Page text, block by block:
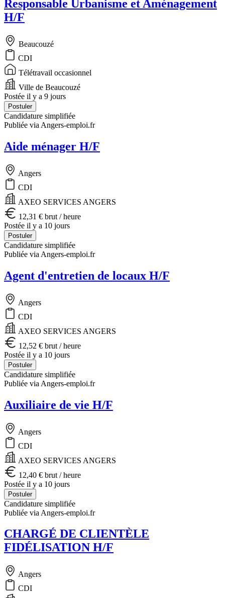
Responsable Urbanisme et Aménagement
H/F
Beaucouzé
CDI
Télétravail occasionnel
Ville de Beaucouzé
Postée il y a 9 jours
Postuler
Candidature simplifiée
Publiée via Angers-emploi.fr
Aide ménager H/F
Angers
CDI
AXEO SERVICES ANGERS
12,31 € brut / heure
Postée il y a 10 jours
Postuler
Candidature simplifiée
Publiée via Angers-emploi.fr
Agent d'entretien de locaux H/F
Angers
CDI
AXEO SERVICES ANGERS
12,52 € brut / heure
Postée il y a 10 jours
Postuler
Candidature simplifiée
Publiée via Angers-emploi.fr
Auxiliaire de vie H/F
Angers
CDI
AXEO SERVICES ANGERS
12,40 € brut / heure
Postée il y a 10 jours
Postuler
Candidature simplifiée
Publiée via Angers-emploi.fr
CHARGÉ DE CLIENTÈLE
FIDÉLISATION H/F
Angers
CDI